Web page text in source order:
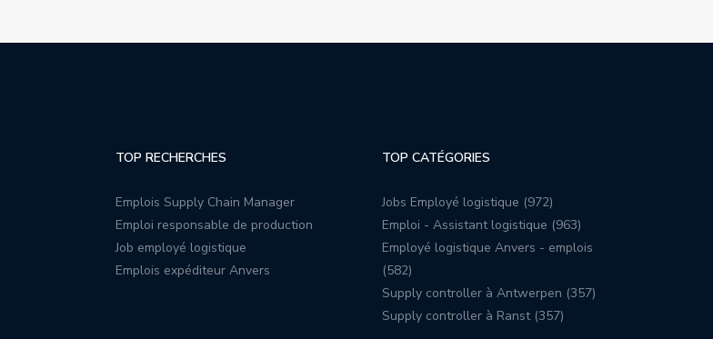
TOP RECHERCHES
Emplois Supply Chain Manager
Emploi responsable de production
Job employé logistique
Emplois expéditeur Anvers
TOP CATÉGORIES
Jobs Employé logistique (972)
Emploi - Assistant logistique (963)
Employé logistique Anvers - emplois
(582)
Supply controller à Antwerpen (357)
Supply controller à Ranst (357)